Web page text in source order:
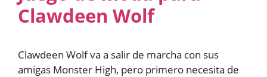
Clawdeen Wolf
Clawdeen Wolf va a salir de marcha con sus
amigas Monster High, pero primero necesita de